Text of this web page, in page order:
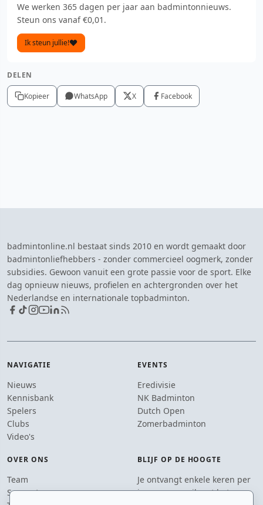
We werken 365 dagen per jaar aan badmintonnieuws.
Steun ons vanaf €0,01.
Ik steun jullie!
DELEN
Kopieer WhatsApp X Facebook
badmintonline.nl bestaat sinds 2010 en wordt gemaakt door
badmintonliefhebbers - zonder commercieel oogmerk, zonder
subsidies. Gewoon vanuit een grote passie voor de sport. Elke
dag opnieuw nieuws, profielen en achtergronden over het
Nederlandse en internationale topbadminton.
NAVIGATIE
Nieuws
Kennisbank
Spelers
Clubs
Video's
EVENTS
Eredivisie
NK Badminton
Dutch Open
Zomerbadminton
OVER ONS
Team
Supporters
BLIJF OP DE HOOGTE
Je ontvangt enkele keren per
jaar een e-mail met het